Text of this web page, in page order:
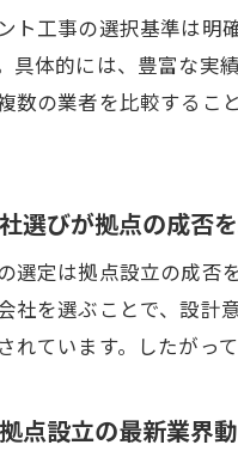
ト工事の選択基準は明
具体的には、豊富な実
数の業者を比較するこ
選びが拠点の成否
選定は拠点設立の成否
社を選ぶことで、設計
れています。したがっ
点設立の最新業界